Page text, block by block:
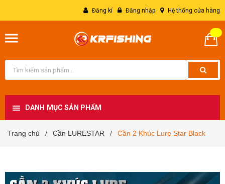
Đăng kí Đăng nhập Hệ thống cửa hàng
DANH MỤC SẢN PHẨM
Trang chủ / Cần LURESTAR / Cần 2 Khúc Lure Star Black